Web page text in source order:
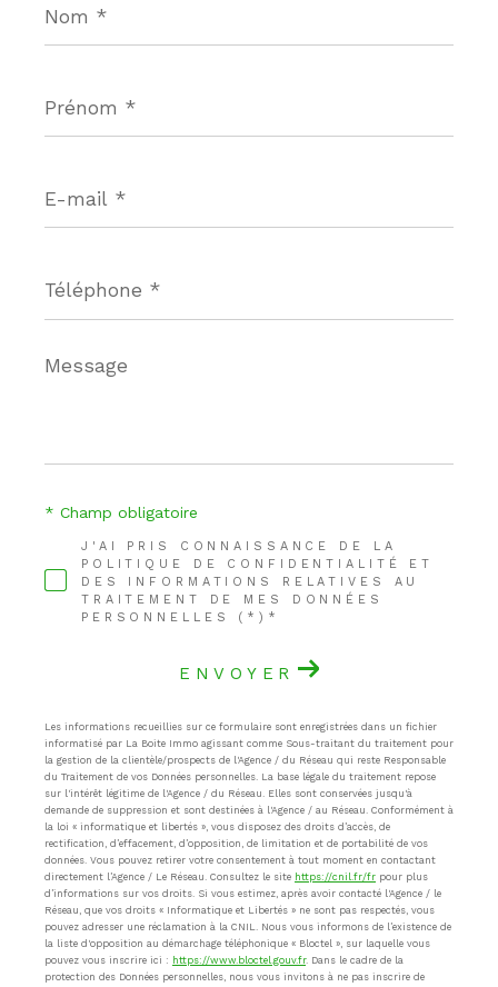
*
*
mail
*
*
Message
*
J'AI PRIS CONNAISSANCE DE LA
POLITIQUE DE CONFIDENTIALITÉ ET
DES INFORMATIONS RELATIVES AU
TRAITEMENT DE MES DONNÉES
PERSONNELLES (*)*
* Champ obligatoire
ENVOYER
Les informations recueillies sur ce formulaire sont enregistrées dans un fichier
informatisé par La Boite Immo agissant comme Sous-traitant du traitement pour
la gestion de la clientèle/prospects de l'Agence / du Réseau qui reste Responsable
du Traitement de vos Données personnelles. La base légale du traitement repose
sur l'intérêt légitime de l'Agence / du Réseau. Elles sont conservées jusqu'à
demande de suppression et sont destinées à l'Agence / au Réseau. Conformément à
la loi « informatique et libertés », vous disposez des droits d’accès, de
rectification, d’effacement, d’opposition, de limitation et de portabilité de vos
données. Vous pouvez retirer votre consentement à tout moment en contactant
directement l’Agence / Le Réseau. Consultez le site https://cnil.fr/fr pour plus
d’informations sur vos droits. Si vous estimez, après avoir contacté l'Agence / le
Réseau, que vos droits « Informatique et Libertés » ne sont pas respectés, vous
pouvez adresser une réclamation à la CNIL. Nous vous informons de l’existence de
la liste d'opposition au démarchage téléphonique « Bloctel », sur laquelle vous
pouvez vous inscrire ici : https://www.bloctel.gouv.fr. Dans le cadre de la
protection des Données personnelles, nous vous invitons à ne pas inscrire de